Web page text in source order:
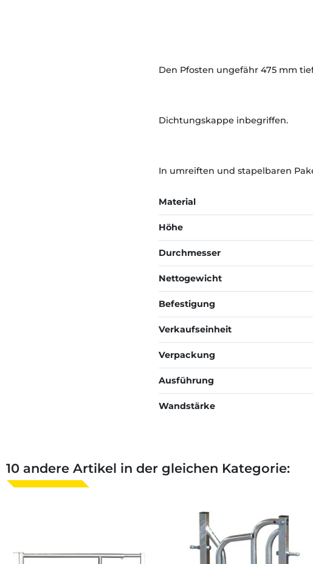
Den Pfosten ungefähr 475 mm
Dichtungskappe inbegriffen.
In umreiften und stapelbaren
Material
Höhe
Durchmesser
Nettogewicht
Befestigung
Verkaufseinheit
Verpackung
Ausführung
Wandstärke
10 andere Artikel in der gleichen Kategorie: